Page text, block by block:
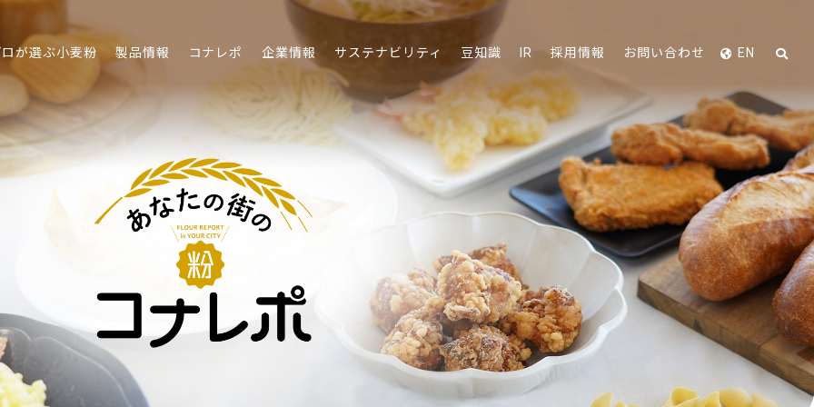
が選ぶ小麦粉 製品情報 コナレポ 企業情報 サステナビリティ 豆知識 IR 採用情報 お問い合わせ EN